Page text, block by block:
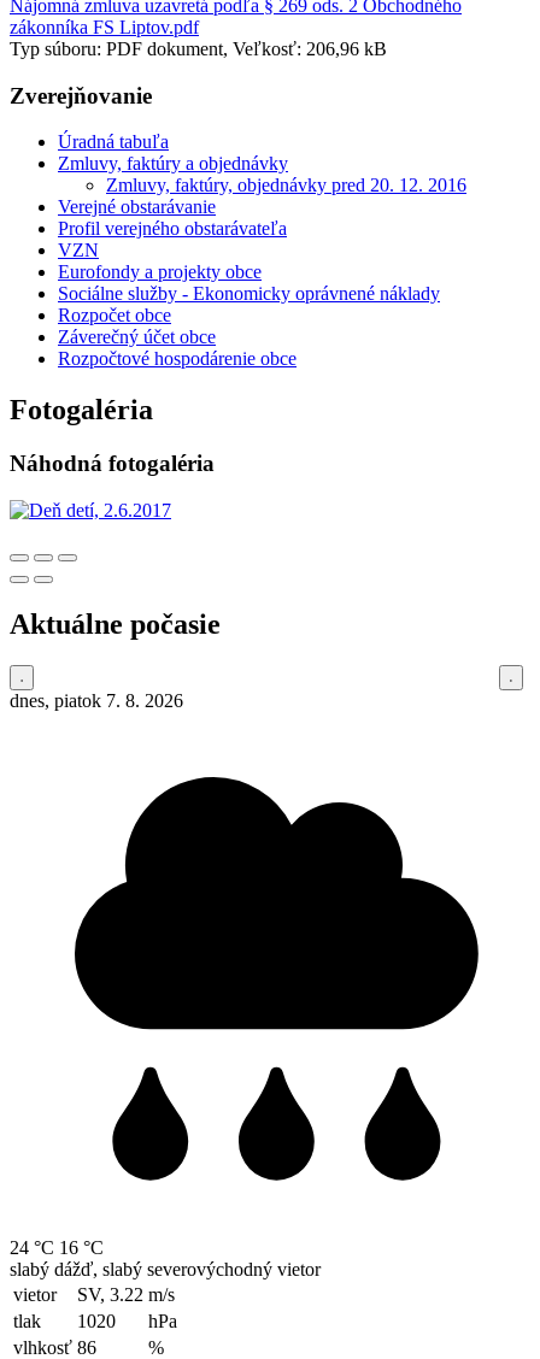
Nájomná zmluva uzavretá podľa § 269 ods. 2 Obchodného
zákonníka FS Liptov.pdf
Typ súboru: PDF dokument, Veľkosť: 206,96 kB
Zverejňovanie
Úradná tabuľa
Zmluvy, faktúry a objednávky
Zmluvy, faktúry, objednávky pred 20. 12. 2016
Verejné obstarávanie
Profil verejného obstarávateľa
VZN
Eurofondy a projekty obce
Sociálne služby - Ekonomicky oprávnené náklady
Rozpočet obce
Záverečný účet obce
Rozpočtové hospodárenie obce
Fotogaléria
Náhodná fotogaléria
Aktuálne počasie
dnes, piatok 7. 8. 2026
24 °C 16 °C
slabý dážď, slabý severovýchodný vietor
vietor
SV, 3.22 m/s
tlak
1020
hPa
vlhkosť 86
%